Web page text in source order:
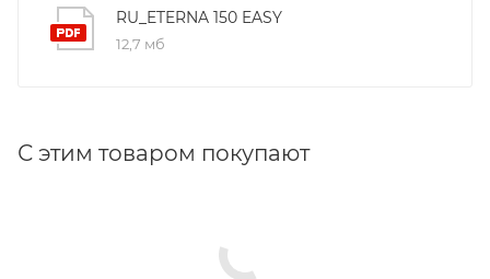
RU_ETERNA 150 EASY
12,7 мб
С этим товаром покупают